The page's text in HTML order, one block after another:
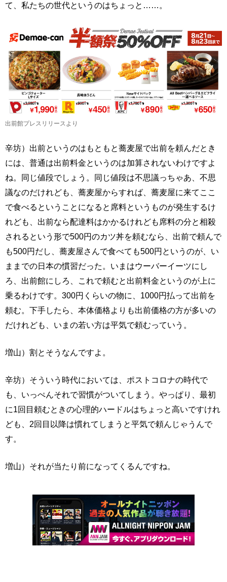
て、私たちの世代というのはちょっと……。
出前館プレスリリースより
辛坊）出前というのはもともと蕎麦屋で出前を頼んだとき
には、普通は出前料金というのは加算されないわけですよ
ね。同じ値段でしょう。同じ値段は不思議っちゃあ、不思
議なのだけれども、蕎麦屋からすれば、蕎麦屋に来てここ
で食べるということになると席料というものが発生するけ
れども、出前なら配達料はかかるけれども席料の分と相殺
されるという形で500円のカツ丼を頼むなら、出前で頼んで
も500円だし、蕎麦屋さんで食べても500円というのが、い
ままでの日本の慣習だった。いまはウーバーイーツにし
ろ、出前館にしろ、これで頼むと出前料金というのが上に
乗るわけです。300円くらいの物に、1000円払って出前を
頼む。下手したら、本体価格よりも出前価格の方が多いの
だけれども、いまの若い方は平気で頼むっていう。
増山）割とそうなんですよ。
辛坊）そういう時代においては、ポストコロナの時代で
も、いっぺんそれで習慣がついてしまう。やっぱり、最初
に1回目頼むときの心理的ハードルはちょっと高いですけれ
ども、2回目以降は慣れてしまうと平気で頼んじゃうんで
す。
増山）それが当たり前になってくるんですね。